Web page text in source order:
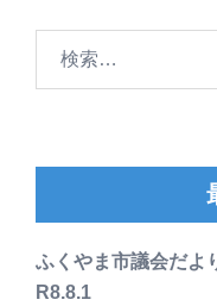
ふくやま市議会だよ
R8.8.1